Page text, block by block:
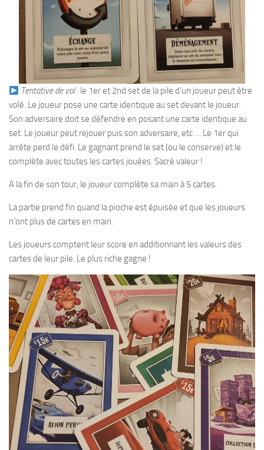
Tentative de vol: le 1er et 2nd set de la pile d’un joueur peut être
volé. Le joueur pose une carte identique au set devant le joueur.
Son adversaire doit se défendre en posant une carte identique au
set. Le joueur peut rejouer puis son adversaire, etc … Le 1er qui
arrête perd le défi. Le gagnant prend le set (ou le conserve) et le
complète avec toutes les cartes jouées. Sacré valeur !
A la fin de son tour, le joueur complète sa main à 5 cartes.
La partie prend fin quand la pioche est épuisée et que les joueurs
n’ont plus de cartes en main.
Les joueurs comptent leur score en additionnant les valeurs des
cartes de leur pile. Le plus riche gagne !